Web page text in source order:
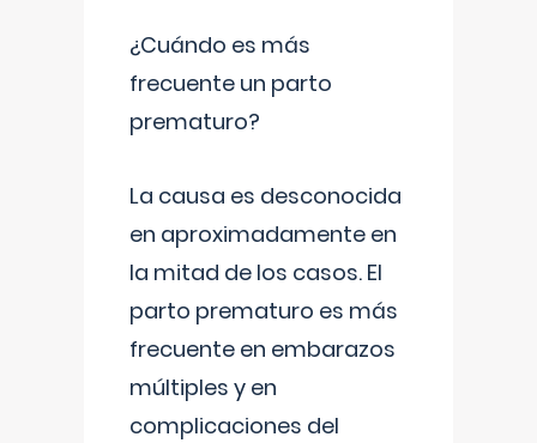
¿Cuándo es más
frecuente un parto
prematuro?
La causa es desconocida
en aproximadamente en
la mitad de los casos. El
parto prematuro es más
frecuente en embarazos
múltiples y en
complicaciones del